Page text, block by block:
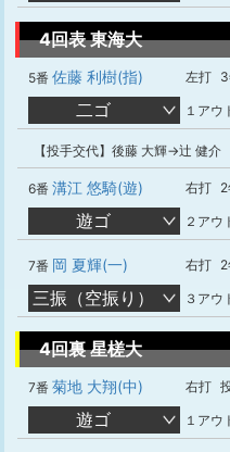
4回表 東海大
5番 佐藤 利樹(指) 左打
二ゴ １アウ
【投手交代】後藤 大輝→辻 健介
6番 溝江 悠騎(遊) 右打
遊ゴ ２アウ
7番 岡 夏輝(一) 右打
三振（空振り） ３アウ
4回裏 星槎大
7番 菊地 大翔(中) 右打
遊ゴ １アウ